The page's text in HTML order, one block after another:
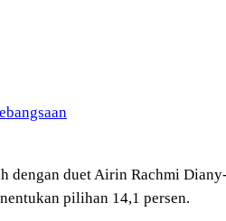
dengan duet Airin Rachmi
pilihan 14,1 persen.